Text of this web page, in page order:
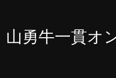
山勇牛一貫オ